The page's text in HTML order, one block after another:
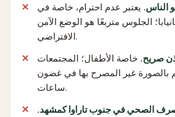
الناس. يعتبر عدم احترام، خاصة في
الجلوس متربعًا هو الوضع الآمن
الافتراضي.
صريح. خاصة الأطفال؛ المجتمعات
بالصورة غير المصرح بها في غضون
ساعات.
الصرف الصحي في جنوب تاراوا كمشهد.